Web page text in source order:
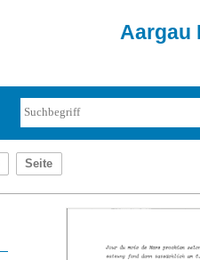
Aargau
Seite